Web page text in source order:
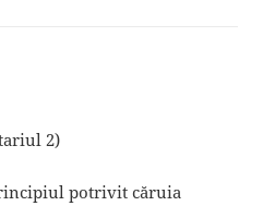
2)
potrivit căruia